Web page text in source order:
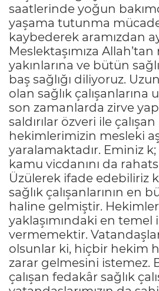
saatlerinde yoğun
yaşama tutunma
kaybederek aramızdan
Meslektaşımıza
yakınlarına ve bütün
baş sağlığı diliyoruz.
olan sağlık
son zamanlarda zirve
saldırılar özveri ile
hekimlerimizin mesleki
yaralamaktadır. Eminiz
kamu vicdanını da
Üzülerek ifade edebiliriz
sağlık çalışanlarının en
haline gelmiştir.
yaklaşımındaki en temel
vermemektir.
olsunlar ki, hiçbir hekim
zarar gelmesini istemez.
çalışan fedakâr sağlık